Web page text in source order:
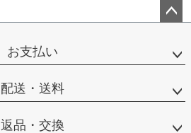
ップ
お支払い
配送・送料
返品・交換